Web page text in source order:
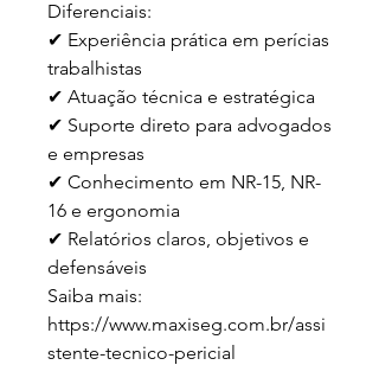
Diferenciais:
✔ Experiência prática em perícias
trabalhistas
✔ Atuação técnica e estratégica
✔ Suporte direto para advogados
e empresas
✔ Conhecimento em NR-15, NR-
16 e ergonomia
✔ Relatórios claros, objetivos e
defensáveis
Saiba mais:
https://www.maxiseg.com.br/assi
stente-tecnico-pericial